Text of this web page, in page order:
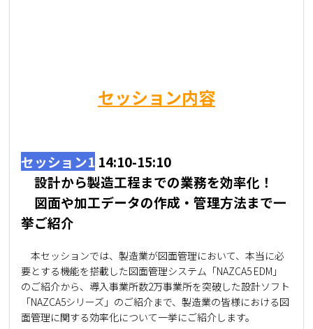
セッション内容
セッション1 14:10-15:10
設計から製造工程までの業務を効率化！
図面や加工データの作成・管理方法まで一
挙ご紹介
本セッションでは、製造業が図面管理において、本当に必
要とする機能を搭載した図面管理システム「NAZCA5 EDM」
のご紹介から、導入事業所数2万事業所を突破した設計ソフト
「NAZCA5シリーズ」のご紹介まで、製造業の皆様における図
面管理に関する効率化について一挙にご紹介します。